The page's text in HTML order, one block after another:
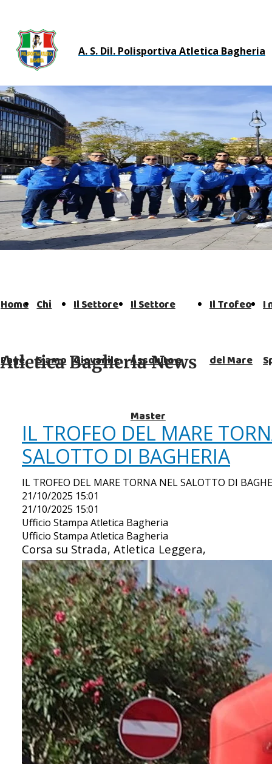
A. S. Dil. Polisportiva Atletica Bagheria
Home
Page
Chi
Siamo
Il Settore
Giovanile
Il Settore
Assoluto e
Master
Il Trofeo
del Mare
I
Atletica Bagheria News
IL TROFEO DEL MARE
SALOTTO DI BAGHERIA
IL TROFEO DEL MARE TORNA NEL SALOTTO DI
21/10/2025 15:01
21/10/2025 15:01
Ufficio Stampa Atletica Bagheria
Ufficio Stampa Atletica Bagheria
Corsa su Strada, Atletica Leggera,